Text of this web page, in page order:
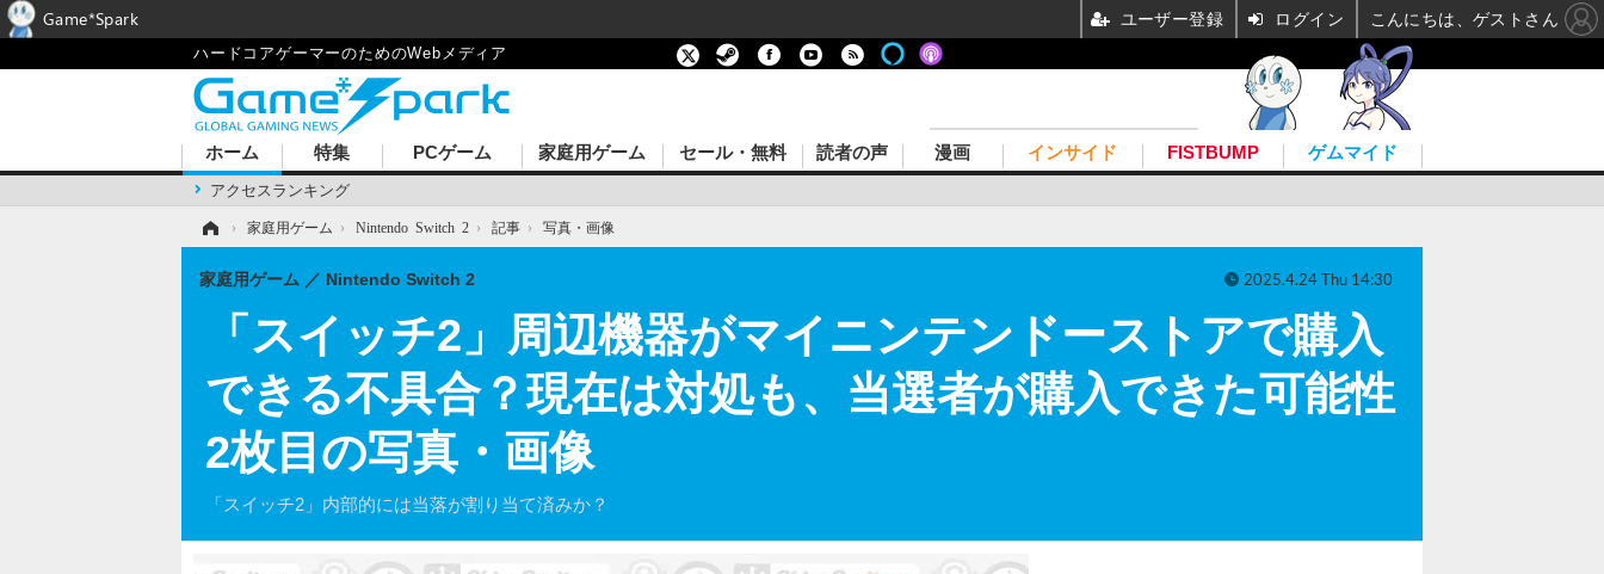
ハードコアゲーマーのためのWebメディア
ホーム
アクセスランキング
特集 PCゲーム 家庭用ゲーム セール・無料 読者の声 漫画 インサイド FISTBUMP ゲムマイド
› 家庭用ゲーム › Nintendo Switch 2 › 記事 › 写真・画像
「スイッチ2」周辺機器がマイニンテンドーストアで購入
できる不具合？現在は対処も、当選者が購入できた可能性
2枚目の写真・画像
「スイッチ2」内部的には当落が割り当て済みか？
家庭用ゲーム Nintendo Switch 2 2025.4.24 Thu 14:30
Game*Spark ユーザー登録 ログイン こんにちは、ゲストさん